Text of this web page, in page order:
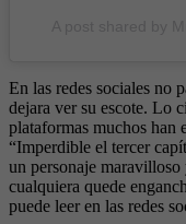
En las redes sociales no
dejara ver su escote. Lo
plataformas muchos han
“Imperdible el tercer
un personaje
cualquiera quede
puede leer en las redes